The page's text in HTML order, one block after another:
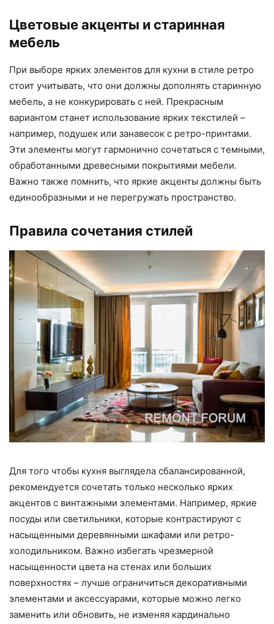
Цветовые акценты и старинная
мебель
При выборе ярких элементов для кухни в стиле ретро
стоит учитывать, что они должны дополнять старинную
мебель, а не конкурировать с ней. Прекрасным
вариантом станет использование ярких текстилей –
например, подушек или занавесок с ретро-принтами.
Эти элементы могут гармонично сочетаться с темными,
обработанными древесными покрытиями мебели.
Важно также помнить, что яркие акценты должны быть
единообразными и не перегружать пространство.
Правила сочетания стилей
Для того чтобы кухня выглядела сбалансированной,
рекомендуется сочетать только несколько ярких
акцентов с винтажными элементами. Например, яркие
посуды или светильники, которые контрастируют с
насыщенными деревянными шкафами или ретро-
холодильником. Важно избегать чрезмерной
насыщенности цвета на стенах или больших
поверхностях – лучше ограничиться декоративными
элементами и аксессуарами, которые можно легко
заменить или обновить, не изменяя кардинально